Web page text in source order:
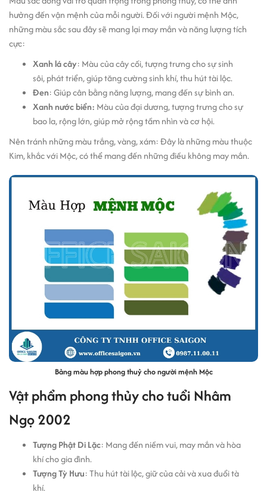
hưởng đến vận mệnh của mỗi người. Đối với người mệnh Mộc,
những màu sắc sau đây sẽ mang lại may mắn và năng lượng tích
cực:
Xanh lá cây: Màu của cây cối, tượng trưng cho sự sinh
sôi, phát triển, giúp tăng cường sinh khí, thu hút tài lộc.
Đen: Giúp cân bằng năng lượng, mang đến sự bình an.
Xanh nước biển: Màu của đại dương, tượng trưng cho sự
bao la, rộng lớn, giúp mở rộng tầm nhìn và cơ hội.
Nên tránh những màu trắng, vàng, xám: Đây là những màu thuộc
Kim, khắc với Mộc, có thể mang đến những điều không may mắn.
Bảng màu hợp phong thuỷ cho người mệnh Mộc
Vật phẩm phong thủy cho tuổi Nhâm
Ngọ 2002
Tượng Phật Di Lặc: Mang đến niềm vui, may mắn và hòa
khí cho gia đình.
Tượng Tỳ Hưu: Thu hút tài lộc, giữ của cải và xua đuổi tà
khí.